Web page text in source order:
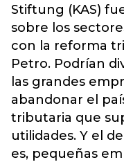
Stiftung (KAS)
sobre los
con la reforma
Petro. Podrían
las grandes
abandonar el
tributaria que
utilidades. Y el
es, pequeñas